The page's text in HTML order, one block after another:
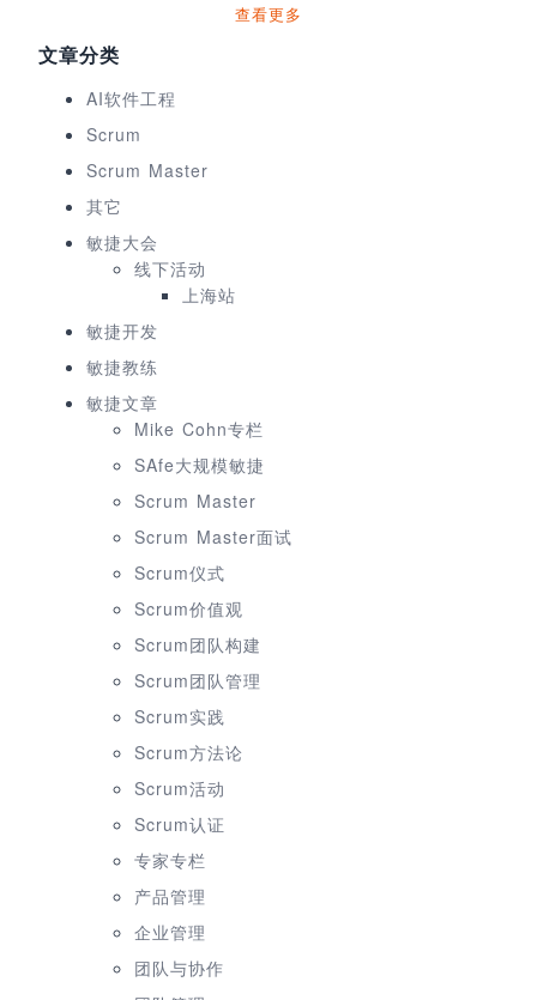
查看更多
文章分类
AI软件工程
Scrum
Scrum Master
其它
敏捷大会
线下活动
上海站
敏捷开发
敏捷教练
敏捷文章
Mike Cohn专栏
SAfe大规模敏捷
Scrum Master
Scrum Master面试
Scrum仪式
Scrum价值观
Scrum团队构建
Scrum团队管理
Scrum实践
Scrum方法论
Scrum活动
Scrum认证
专家专栏
产品管理
企业管理
团队与协作